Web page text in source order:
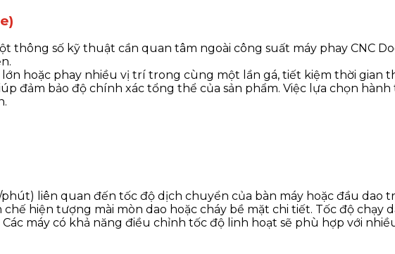
thông số kỹ thuật cần quan tâm ngoài công suất máy phay CNC
hoặc phay nhiều vị trí trong cùng một lần gá, tiết kiệm thời gian
đảm bảo độ chính xác tổng thể của sản phẩm. Việc lựa chọn
phút) liên quan đến tốc độ dịch chuyển của bàn máy hoặc đầu dao
hiện tượng mài mòn dao hoặc cháy bề mặt chi tiết. Tốc độ chạy
máy có khả năng điều chỉnh tốc độ linh hoạt sẽ phù hợp với